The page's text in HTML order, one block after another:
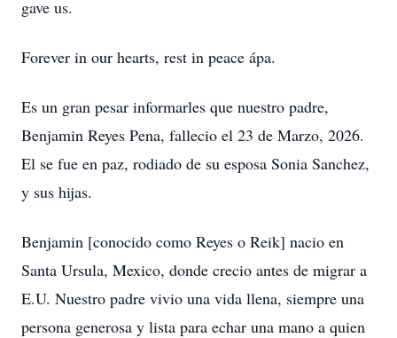
gave us.
Forever in our hearts, rest in peace ápa.
Es un gran pesar informarles que nuestro padre,
Benjamin Reyes Pena, fallecio el 23 de Marzo, 2026.
El se fue en paz, rodiado de su esposa Sonia Sanchez,
y sus hijas.
Benjamin [conocido como Reyes o Reik] nacio en
Santa Ursula, Mexico, donde crecio antes de migrar a
E.U. Nuestro padre vivio una vida llena, siempre una
persona generosa y lista para echar una mano a quien